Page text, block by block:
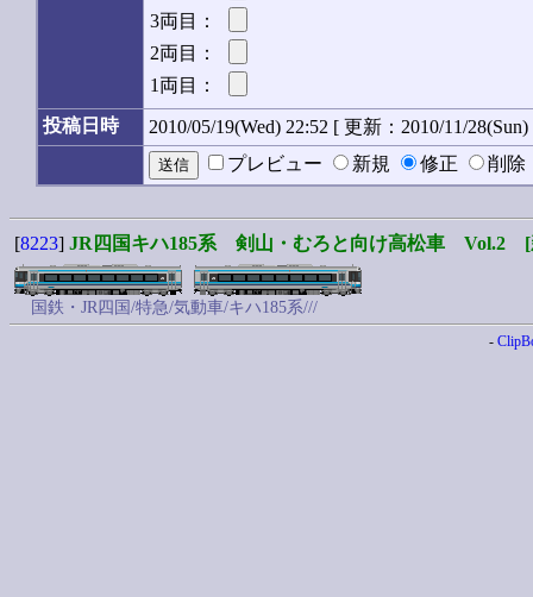
3両目：
2両目：
1両目：
投稿日時
2010/05/19(Wed) 22:52 [ 更新：2010/11/
プレビュー
新規 修正 削
[8223] JR四国キハ185系 剣山・むろと向け高松車 Vol.2 [
国鉄・JR四国/特急/気動車/キハ185系///
-